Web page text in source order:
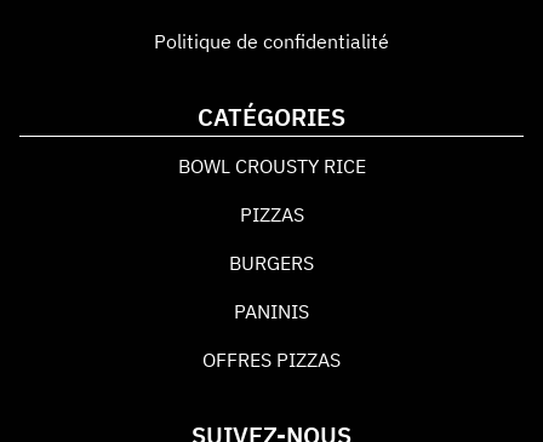
Politique de confidentialité
CATÉGORIES
BOWL CROUSTY RICE
PIZZAS
BURGERS
PANINIS
OFFRES PIZZAS
SUIVEZ-NOUS